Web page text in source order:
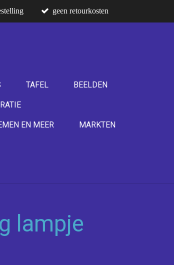
geen retourkosten
TAFEL BEELDEN
EN MEER MARKTEN
lampje